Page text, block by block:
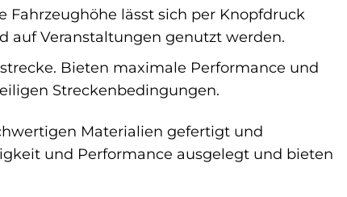
lässt sich per Knopfdruck
auf Veranstaltungen genutzt werden.
Bieten maximale Performance und
Streckenbedingungen.
Materialien gefertigt und
und Performance ausgelegt und bieten